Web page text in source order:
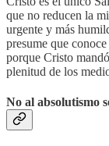
que no reducen la
urgente y más
presume que
porque Cristo
plenitud de los
No al absolutismo